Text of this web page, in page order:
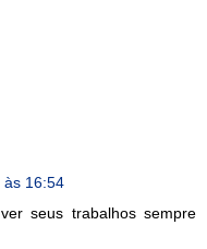
às 16:54
seus trabalhos sempre